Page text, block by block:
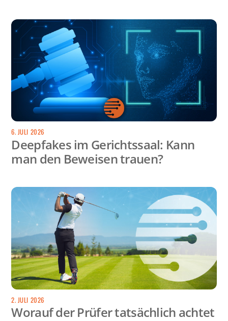
6. JULI 2026
Deepfakes im Gerichtssaal: Kann
man den Beweisen trauen?
2. JULI 2026
Worauf der Prüfer tatsächlich achtet